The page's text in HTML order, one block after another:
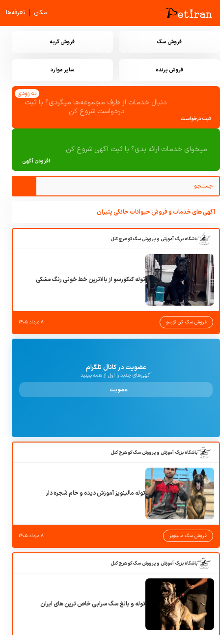
مکان | تعرفه‌ها
فروش سگ فروش گربه
فروش پرنده سایر موارد
ثبت درخواست
دنبال خدمات از طرف مجموعه‌ها میگردی؟ با ثبت
درخواست شروع کن.
به زودی
افزودن آگهی
میخوای خدمات ارائه بدی؟ با ثبت آگهی شروع کن.
آگهی های خدمات و فروش حیوانات خانگی پتیران
باشگاه بزرگ آموزش و پرورش سگ کوهرج کنل
توله کنکورسو از بالاترین خط خونی رنگ مشکی
فروش سگ کن کورسو ۸ مرداد ۱۴۰۵
عضویت در کانال تلگرام
آگهی‌های جدید را اول از همه ببینید
عضویت
باشگاه بزرگ آموزش و پرورش سگ کوهرج کنل
توله مالینویز آموزش دیده و خام شجره دار
فروش سگ مالینویز ۸ مرداد ۱۴۰۵
باشگاه بزرگ آموزش و پرورش سگ کوهرج کنل
توله و بالغ سگ سرابی خاص ترین های ایران